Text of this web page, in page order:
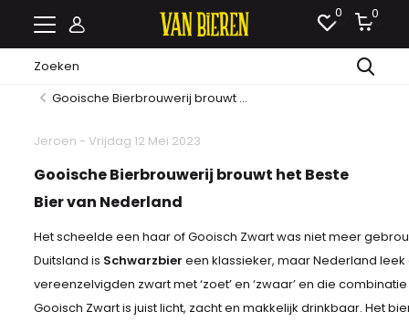
0 0
Gooische Bierbrouwerij brouwt ...
Jeroen - Vrijdag 12 Mei 2023
Gooische Bierbrouwerij brouwt het Beste
Bier van Nederland
Het scheelde een haar of Gooisch Zwart was niet meer
Duitsland is Schwarzbiereen klassieker, maar Nederland
vereenzelvigden zwart met ‘zoet’ en ‘zwaar’ en die
Gooisch Zwart is juist licht, zacht en makkelijk drinkbaar. Het